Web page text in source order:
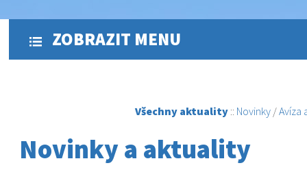
ZOBRAZIT MENU
Všechny aktuality :: Novinky /Avíza
Novinky a aktuality